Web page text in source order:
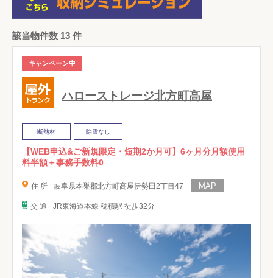
該当物件数 13 件
キャンペーン中
ハローストレージ北方町高屋
断熱材 除雪なし
【WEB申込&ご新規限定・短期2か月可】6ヶ月分月額使用
料半額＋事務手数料0
住 所 岐阜県本巣郡北方町高屋伊勢田2丁目47
交 通 JR東海道本線 穂積駅 徒歩32分